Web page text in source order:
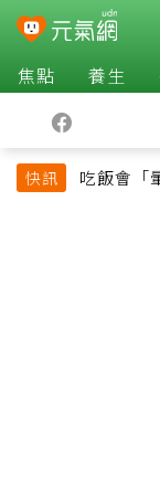
焦點 養生
快訊
吃飯會「